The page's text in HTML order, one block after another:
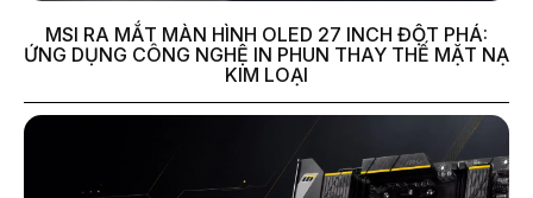
MSI RA MẮT MÀN HÌNH OLED 27 INCH ĐỘT PHÁ:
ỨNG DỤNG CÔNG NGHỆ IN PHUN THAY THẾ MẶT NẠ
KIM LOẠI